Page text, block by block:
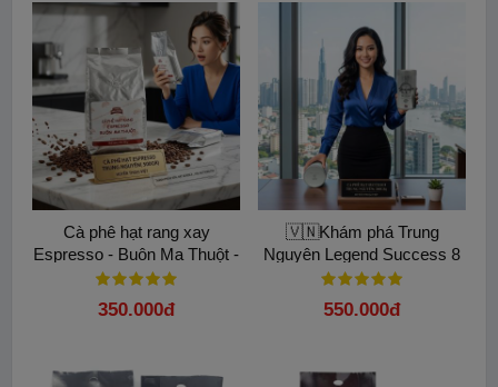
Cà phê hạt rang xay
Espresso - Buôn Ma Thuột -
500gram: Bí quyết pha máy
chuẩn vị
350.000đ
🇻🇳Khám phá Trung
Nguyên Legend Success 8
Trọng lượng 340gam Lon
Thiếc 100% Arabica
550.000đ